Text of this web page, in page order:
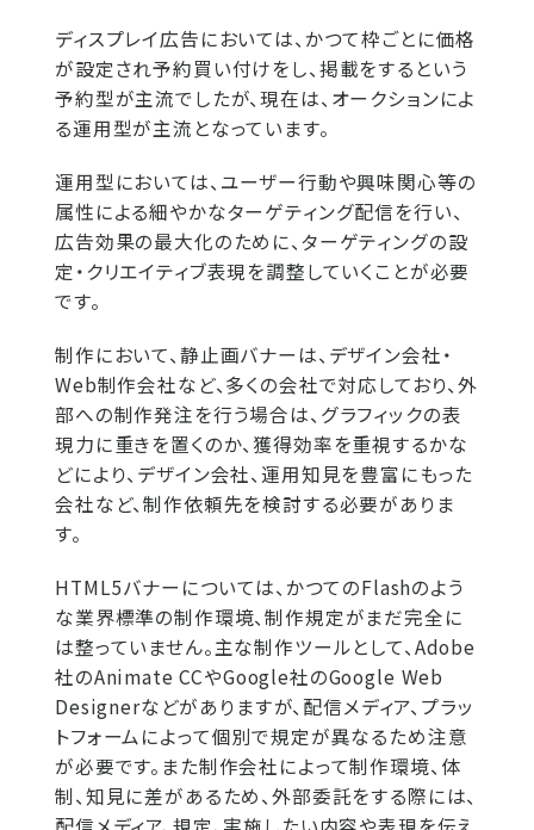
ディスプレイ広告においては、かつて枠ごとに価格
が設定され予約買い付けをし、掲載をするという
予約型が主流でしたが、現在は、オークションによ
る運用型が主流となっています。
運用型においては、ユーザー行動や興味関心等の
属性による細やかなターゲティング配信を行い、
広告効果の最大化のために、ターゲティングの設
定・クリエイティブ表現を調整していくことが必要
です。
制作において、静止画バナーは、デザイン会社・
Web制作会社など、多くの会社で対応しており、外
部への制作発注を行う場合は、グラフィックの表
現力に重きを置くのか、獲得効率を重視するかな
どにより、デザイン会社、運用知見を豊富にもった
会社など、制作依頼先を検討する必要がありま
す。
HTML5バナーについては、かつてのFlashのよう
な業界標準の制作環境、制作規定がまだ完全に
は整っていません。主な制作ツールとして、Adobe
社のAnimate CCやGoogle社のGoogle Web
Designerなどがありますが、配信メディア、プラッ
トフォームによって個別で規定が異なるため注意
が必要です。また制作会社によって制作環境、体
制、知見に差があるため、外部委託をする際には、